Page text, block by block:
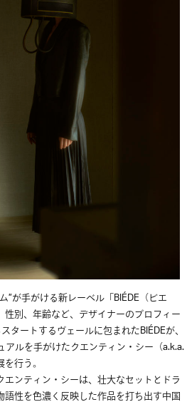
”が手がける新レーベル「BIÉDE（ビエ
別、年齢など、デザイナーのプロフィー
ートするヴェールに包まれたBIÉDEが、
ルを手がけたクエンティン・シー（a.k.a.
行う。
ンティン・シーは、壮大なセットとドラ
性を色濃く反映した作品を打ち出す中国